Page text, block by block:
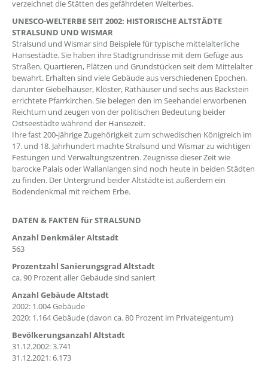
verzeichnet die Stätten des gefährdeten Welterbes.
UNESCO-WELTERBE SEIT 2002: HISTORISCHE ALTSTÄDTE
STRALSUND UND WISMAR
Stralsund und Wismar sind Beispiele für typische mittelalterliche
Hansestädte. Sie haben ihre Stadtgrundrisse mit dem Gefüge aus
Straßen, Quartieren, Plätzen und Grundstücken seit dem Mittelalter
bewahrt. Erhalten sind viele Gebäude aus verschiedenen Epochen,
darunter Giebelhäuser, Klöster, Rathäuser und sechs aus Backstein
errichtete Pfarrkirchen. Sie belegen den im Seehandel erworbenen
Reichtum und zeugen von der politischen Bedeutung beider
Ostseestädte während der Hansezeit.
Ihre fast 200-jährige Zugehörigkeit zum schwedischen Königreich im
17. und 18. Jahrhundert machte Stralsund und Wismar zu wichtigen
Festungen und Verwaltungszentren. Zeugnisse dieser Zeit wie
barocke Palais oder Wallanlangen sind noch heute in beiden Städten
zu finden. Der Untergrund beider Altstädte ist außerdem ein
Bodendenkmal mit reichem Erbe.
DATEN & FAKTEN für STRALSUND
Anzahl Denkmäler Altstadt
563
Prozentzahl Sanierungsgrad Altstadt
ca. 90 Prozent aller Gebäude sind saniert
Anzahl Gebäude Altstadt
2002: 1.004 Gebäude
2020: 1.164 Gebäude (davon ca. 80 Prozent im Privateigentum)
Bevölkerungsanzahl Altstadt
31.12.2002: 3.741
31.12.2021: 6.173